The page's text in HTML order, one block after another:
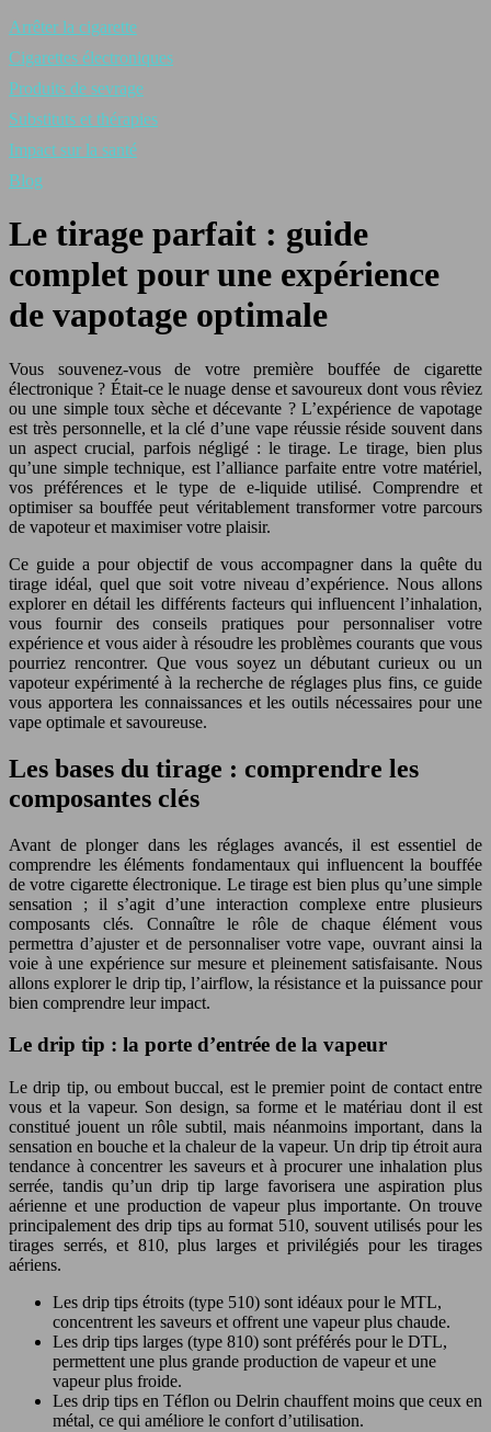
Arrêter la cigarette
Cigarettes électroniques
Produits de sevrage
Substituts et thérapies
Impact sur la santé
Blog
Le tirage parfait : guide
complet pour une expérience
de vapotage optimale
Vous souvenez-vous de votre première bouffée de cigarette
électronique ? Était-ce le nuage dense et savoureux dont vous rêviez
ou une simple toux sèche et décevante ? L’expérience de vapotage
est très personnelle, et la clé d’une vape réussie réside souvent dans
un aspect crucial, parfois négligé : le tirage. Le tirage, bien plus
qu’une simple technique, est l’alliance parfaite entre votre matériel,
vos préférences et le type de e-liquide utilisé. Comprendre et
optimiser sa bouffée peut véritablement transformer votre parcours
de vapoteur et maximiser votre plaisir.
Ce guide a pour objectif de vous accompagner dans la quête du
tirage idéal, quel que soit votre niveau d’expérience. Nous allons
explorer en détail les différents facteurs qui influencent l’inhalation,
vous fournir des conseils pratiques pour personnaliser votre
expérience et vous aider à résoudre les problèmes courants que vous
pourriez rencontrer. Que vous soyez un débutant curieux ou un
vapoteur expérimenté à la recherche de réglages plus fins, ce guide
vous apportera les connaissances et les outils nécessaires pour une
vape optimale et savoureuse.
Les bases du tirage : comprendre les
composantes clés
Avant de plonger dans les réglages avancés, il est essentiel de
comprendre les éléments fondamentaux qui influencent la bouffée
de votre cigarette électronique. Le tirage est bien plus qu’une simple
sensation ; il s’agit d’une interaction complexe entre plusieurs
composants clés. Connaître le rôle de chaque élément vous
permettra d’ajuster et de personnaliser votre vape, ouvrant ainsi la
voie à une expérience sur mesure et pleinement satisfaisante. Nous
allons explorer le drip tip, l’airflow, la résistance et la puissance pour
bien comprendre leur impact.
Le drip tip : la porte d’entrée de la vapeur
Le drip tip, ou embout buccal, est le premier point de contact entre
vous et la vapeur. Son design, sa forme et le matériau dont il est
constitué jouent un rôle subtil, mais néanmoins important, dans la
sensation en bouche et la chaleur de la vapeur. Un drip tip étroit aura
tendance à concentrer les saveurs et à procurer une inhalation plus
serrée, tandis qu’un drip tip large favorisera une aspiration plus
aérienne et une production de vapeur plus importante. On trouve
principalement des drip tips au format 510, souvent utilisés pour les
tirages serrés, et 810, plus larges et privilégiés pour les tirages
aériens.
Les drip tips étroits (type 510) sont idéaux pour le MTL,
concentrent les saveurs et offrent une vapeur plus chaude.
Les drip tips larges (type 810) sont préférés pour le DTL,
permettent une plus grande production de vapeur et une
vapeur plus froide.
Les drip tips en Téflon ou Delrin chauffent moins que ceux en
métal, ce qui améliore le confort d’utilisation.